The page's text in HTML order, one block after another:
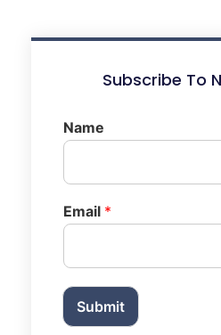
Subscribe To
Name
Email *
Submit